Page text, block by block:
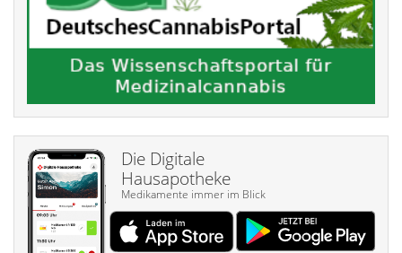
Die Digitale
Hausapotheke
Medikamente immer im Blick